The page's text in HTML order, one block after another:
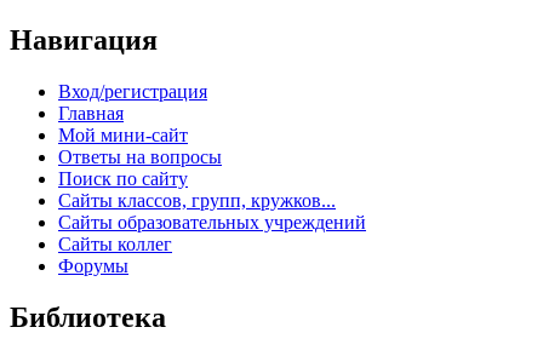
Навигация
Вход/регистрация
Главная
Мой мини-сайт
Ответы на вопросы
Поиск по сайту
Сайты классов, групп, кружков...
Сайты образовательных учреждений
Сайты коллег
Форумы
Библиотека